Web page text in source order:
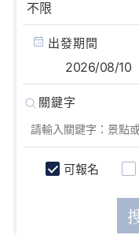
出發期間
可報名